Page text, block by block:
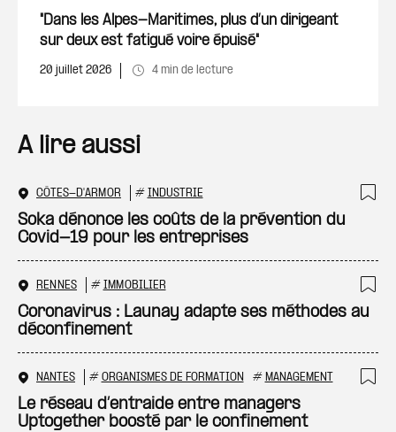
"Dans les Alpes-Maritimes, plus d’un dirigeant
sur deux est fatigué voire épuisé"
20 juillet 2026 4 min de lecture
A lire aussi
CÔTES-D'ARMOR # INDUSTRIE
Soka dénonce les coûts de la prévention du
Covid-19 pour les entreprises
RENNES # IMMOBILIER
Coronavirus : Launay adapte ses méthodes au
déconfinement
NANTES # ORGANISMES DE FORMATION # MANAGEMENT
Le réseau d’entraide entre managers
Uptogether boosté par le confinement